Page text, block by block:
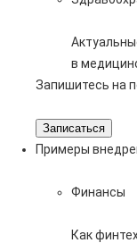
в
Запишитесь на
Записаться
Примеры
Финансы
Как